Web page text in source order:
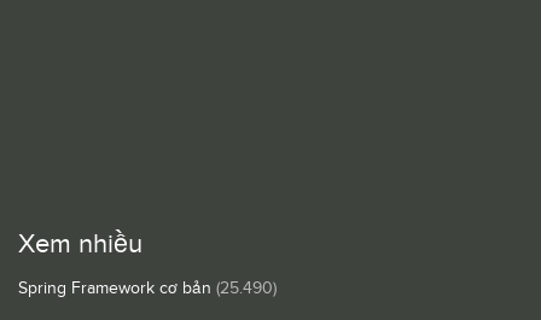
Xem nhiều
Spring Framework cơ bản (25.490)